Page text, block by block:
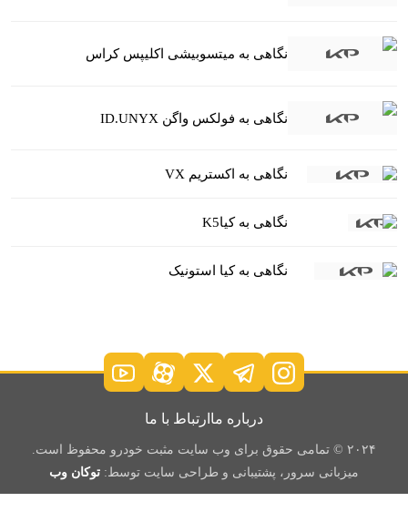
نگاهی به میتسوبیشی اکلیپس کراس
نگاهی به فولکس واگن ID.UNYX
نگاهی به اکستریم VX
نگاهی به کیاK5
نگاهی به کیا استونیک
درباره ما ارتباط با ما
۲۰۲۴ © تمامی حقوق برای وب سایت مثبت خودرو محفوظ است.
میزبانی سرور، پشتیبانی و طراحی سایت توسط: توکان وب